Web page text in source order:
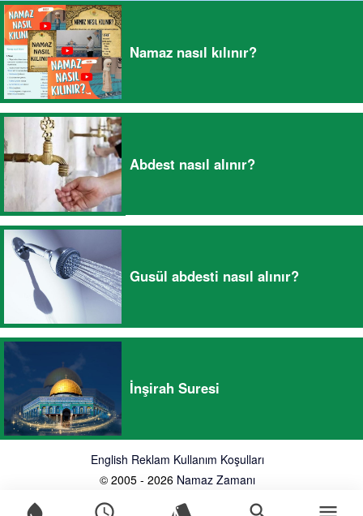
Namaz nasıl kılınır?
Abdest nasıl alınır?
Gusül abdesti nasıl alınır?
İnşirah Suresi
English Reklam Kullanım Koşulları
© 2005 - 2026 Namaz Zamanı